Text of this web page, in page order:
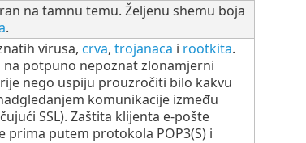
na tamnu temu. Željenu shemu boja
.
virusa, crva, trojanaca i rootkita.
potpuno nepoznat zlonamjerni
nego uspiju prouzročiti bilo kakvu
komunikacije između
SSL). Zaštita klijenta e-pošte
putem protokola POP3(S) i